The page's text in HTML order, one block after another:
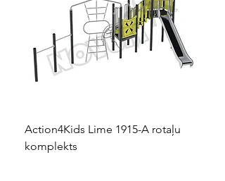
Action4Kids Lime 1915-A rotaļu
komplekts